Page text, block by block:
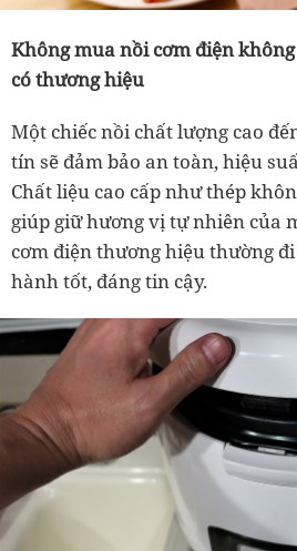
Không mua nồi cơm điện
có thương hiệu
Một chiếc nồi chất lượng cao
tín sẽ đảm bảo an toàn, hiệu
Chất liệu cao cấp như thép
giúp giữ hương vị tự nhiên của
cơm điện thương hiệu thường
hành tốt, đáng tin cậy.